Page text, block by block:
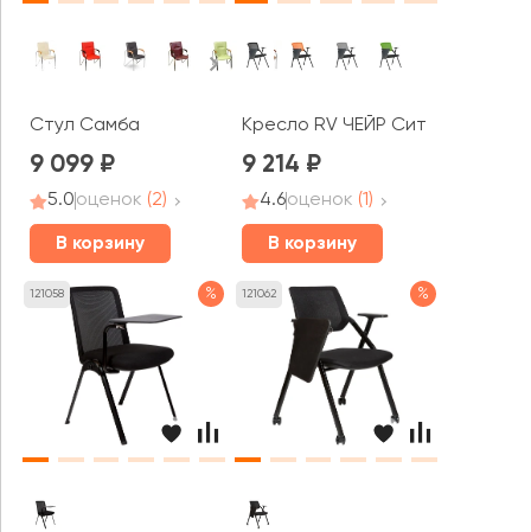
Стул Самба
9 099
5.0оценок (2)
В корзину
Кресло RV ЧЕЙР Сит / Seat
9 214
4.6оценок (1)
В корзину
121058 % 121062 %